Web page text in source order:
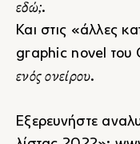
εδώ;.
Και στις «άλλες
graphic novel του
ενός ονείρου.
Εξερευνήστε